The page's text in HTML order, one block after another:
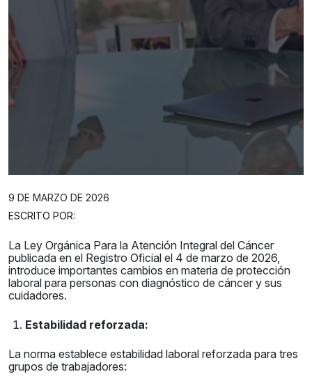
9 DE MARZO DE 2026
ESCRITO POR:
La Ley Orgánica Para la Atención Integral del Cáncer
publicada en el Registro Oficial el 4 de marzo de 2026,
introduce importantes cambios en materia de protección
laboral para personas con diagnóstico de cáncer y sus
cuidadores.
Estabilidad reforzada:
La norma establece estabilidad laboral reforzada para tres
grupos de trabajadores: